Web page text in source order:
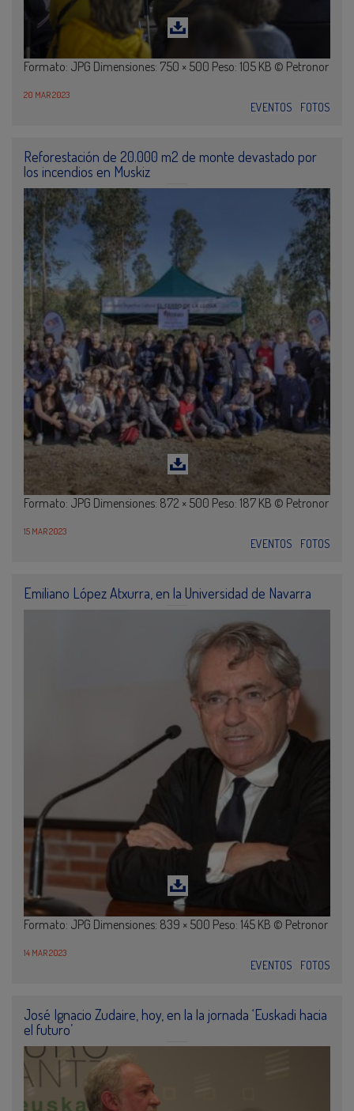
Formato: JPG Dimensiones: 750 × 500 Peso: 105 KB © Petronor
20 MAR 2023
EVENTOS FOTOS
Reforestación de 20.000 m2 de monte devastado por
los incendios en Muskiz
Formato: JPG Dimensiones: 872 × 500 Peso: 187 KB © Petronor
15 MAR 2023
EVENTOS FOTOS
Emiliano López Atxurra, en la Universidad de Navarra
Formato: JPG Dimensiones: 839 × 500 Peso: 145 KB © Petronor
14 MAR 2023
EVENTOS FOTOS
José Ignacio Zudaire, hoy, en la la jornada ‘Euskadi hacia
el futuro’